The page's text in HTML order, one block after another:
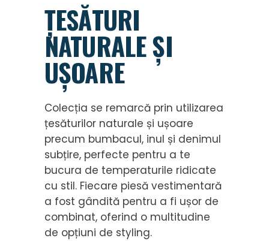
ȚESĂTURI
NATURALE ȘI
UȘOARE
Colecția se remarcă prin utilizarea
țesăturilor naturale și ușoare
precum bumbacul, inul și denimul
subțire, perfecte pentru a te
bucura de temperaturile ridicate
cu stil. Fiecare piesă vestimentară
a fost gândită pentru a fi ușor de
combinat, oferind o multitudine
de opțiuni de styling.